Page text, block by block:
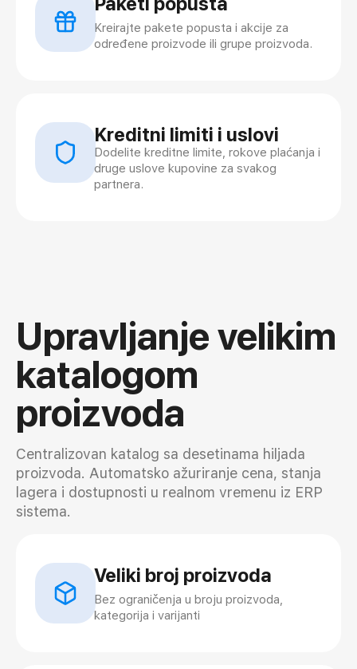
Kreirajte pakete popusta i akcije za
određene proizvode ili grupe proizvoda.
Kreditni limiti i uslovi
Dodelite kreditne limite, rokove plaćanja i
druge uslove kupovine za svakog
partnera.
Upravljanje velikim
katalogom
proizvoda
Centralizovan katalog sa desetinama hiljada
proizvoda. Automatsko ažuriranje cena, stanja
lagera i dostupnosti u realnom vremenu iz ERP
sistema.
Veliki broj proizvoda
Bez ograničenja u broju proizvoda,
kategorija i varijanti